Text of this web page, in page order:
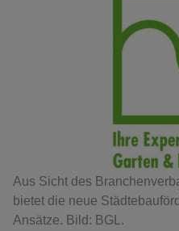
Aus Sicht des
bietet die neue
Ansätze. Bild: BGL.